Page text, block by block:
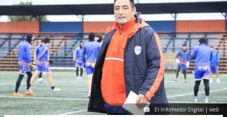
El Informador Digital | web